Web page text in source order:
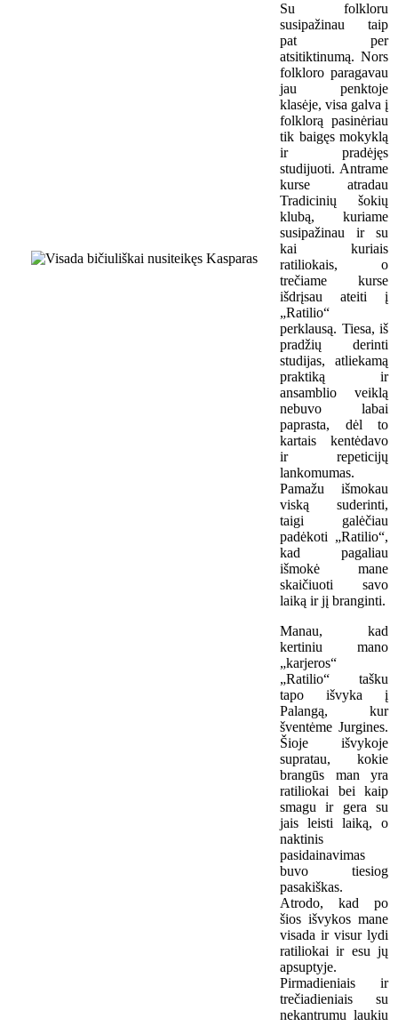
Su folkloru
susipažinau taip
pat per
atsitiktinumą. Nors
folkloro paragavau
jau penktoje
klasėje, visa galva į
folklorą pasinėriau
tik baigęs mokyklą
ir pradėjęs
studijuoti. Antrame
kurse atradau
Tradicinių šokių
klubą, kuriame
susipažinau ir su
kai kuriais
ratiliokais, o
trečiame kurse
išdrįsau ateiti į
„Ratilio“
perklausą. Tiesa, iš
pradžių derinti
studijas, atliekamą
praktiką ir
ansamblio veiklą
nebuvo labai
paprasta, dėl to
kartais kentėdavo
ir repeticijų
lankomumas.
Pamažu išmokau
viską suderinti,
taigi galėčiau
padėkoti „Ratilio“,
kad pagaliau
išmokė mane
skaičiuoti savo
laiką ir jį branginti.
Manau, kad
kertiniu mano
„karjeros“
„Ratilio“ tašku
tapo išvyka į
Palangą, kur
šventėme Jurgines.
Šioje išvykoje
supratau, kokie
brangūs man yra
ratiliokai bei kaip
smagu ir gera su
jais leisti laiką, o
naktinis
pasidainavimas
buvo tiesiog
pasakiškas.
Atrodo, kad po
šios išvykos mane
visada ir visur lydi
ratiliokai ir esu jų
apsuptyje.
Pirmadieniais ir
trečiadieniais su
nekantrumu laukiu